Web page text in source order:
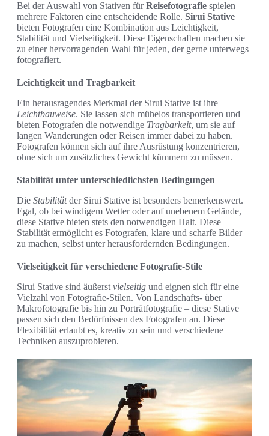
Bei der Auswahl von Stativen fürReisefotografie spielen
mehrere Faktoren eine entscheidende Rolle. Sirui Stative
bieten Fotografen eine Kombination aus Leichtigkeit,
Stabilität und Vielseitigkeit. Diese Eigenschaften machen sie
zu einer hervorragenden Wahl für jeden, der gerne unterwegs
fotografiert.
Leichtigkeit und Tragbarkeit
Ein herausragendes Merkmal der Sirui Stative ist ihre
Leichtbauweise. Sie lassen sich mühelos transportieren und
bieten Fotografen die notwendige Tragbarkeit, um sie auf
langen Wanderungen oder Reisen immer dabei zu haben.
Fotografen können sich auf ihre Ausrüstung konzentrieren,
ohne sich um zusätzliches Gewicht kümmern zu müssen.
Stabilität unter unterschiedlichsten Bedingungen
Die Stabilitätder Sirui Stative ist besonders bemerkenswert.
Egal, ob bei windigem Wetter oder auf unebenem Gelände,
diese Stative bieten stets den notwendigen Halt. Diese
Stabilität ermöglicht es Fotografen, klare und scharfe Bilder
zu machen, selbst unter herausfordernden Bedingungen.
Vielseitigkeit für verschiedene Fotografie-Stile
Sirui Stative sind äußerst vielseitig und eignen sich für eine
Vielzahl von Fotografie-Stilen. Von Landschafts- über
Makrofotografie bis hin zu Porträtfotografie – diese Stative
passen sich den Bedürfnissen des Fotografen an. Diese
Flexibilität erlaubt es, kreativ zu sein und verschiedene
Techniken auszuprobieren.